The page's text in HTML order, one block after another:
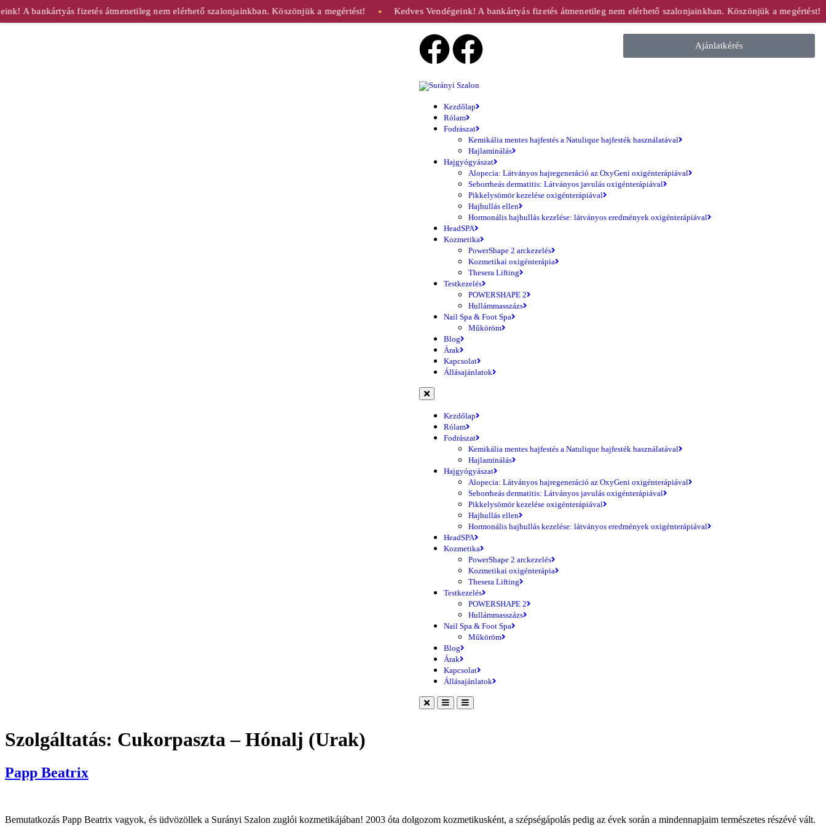
A bankártyás fizetés átmenetileg nem elérhető szalonjainkban. Köszönjük a megértést! Kedves Vendégeink! A bankártyás fizetés átmenetileg nem elérhető szalonjainkban. Köszönjük a megértést!
Ajánlatkérés
Kezdőlap
Rólam
Fodrászat
Kemikália mentes hajfestés a Natulique hajfesték használatával
Hajlaminálás
Hajgyógyászat
Alopecia: Látványos hajregeneráció az OxyGeni oxigénterápiával
Seborrheás dermatitis: Látványos javulás oxigénterápiával
Pikkelysömör kezelése oxigénterápiával
Hajhullás ellen
Hormonális hajhullás kezelése: látványos eredmények oxigénterápiával
HeadSPA
Kozmetika
PowerShape 2 arckezelés
Kozmetikai oxigénterápia
Thesera Lifting
Testkezelés
POWERSHAPE 2
Hullámmasszázs
Nail Spa & Foot Spa
Műköröm
Blog
Árak
Kapcsolat
Állásajánlatok
Kezdőlap
Rólam
Fodrászat
Kemikália mentes hajfestés a Natulique hajfesték használatával
Hajlaminálás
Hajgyógyászat
Alopecia: Látványos hajregeneráció az OxyGeni oxigénterápiával
Seborrheás dermatitis: Látványos javulás oxigénterápiával
Pikkelysömör kezelése oxigénterápiával
Hajhullás ellen
Hormonális hajhullás kezelése: látványos eredmények oxigénterápiával
HeadSPA
Kozmetika
PowerShape 2 arckezelés
Kozmetikai oxigénterápia
Thesera Lifting
Testkezelés
POWERSHAPE 2
Hullámmasszázs
Nail Spa & Foot Spa
Műköröm
Blog
Árak
Kapcsolat
Állásajánlatok
Szolgáltatás: Cukorpaszta – Hónalj (Urak)
Papp Beatrix
Bemutatkozás Papp Beatrix vagyok, és üdvözöllek a Surányi Szalon zuglói kozmetikájában! 2003 óta dolgozom kozmetikusként, a szépségápolás pedig az évek során a mindennapjaim természetes részévé vált.